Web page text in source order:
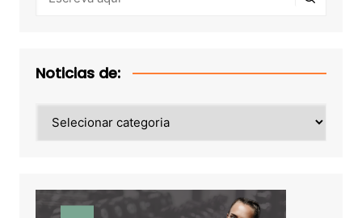
Noticias de:
de: